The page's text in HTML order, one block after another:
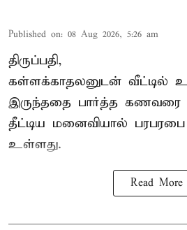
Published on: 08 Aug 2026, 5:26 am
திருப்பதி,
கள்ளக்காதலனுடன் வீட்டில்
இருந்ததை பார்த்த
தீட்டிய மனைவியால் பரபரபை
உள்ளது.
Read More